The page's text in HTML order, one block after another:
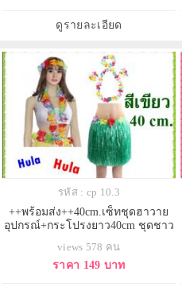
ดูรายละเอียด
รหัส : cp 10.3
++พร้อมส่ง++40cm.เซ็ทชุดฮาวาย
อุปกรณ์+กระโปรงยาว40cm ชุดชาว
กระโปรงเชือกฟาง กระโปรงเต้น
ฮาวาย
views 578 คน
ราคา 149 บาท